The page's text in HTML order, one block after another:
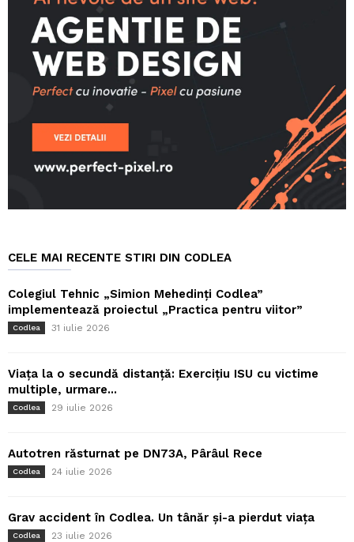
CELE MAI RECENTE STIRI DIN CODLEA
Colegiul Tehnic „Simion Mehedinți Codlea”
implementează proiectul „Practica pentru viitor”
Codlea 31 iulie 2026
Viața la o secundă distanță: Exercițiu ISU cu victime
multiple, urmare...
Codlea 29 iulie 2026
Autotren răsturnat pe DN73A, Pârâul Rece
Codlea 24 iulie 2026
Grav accident în Codlea. Un tânăr și-a pierdut viața
Codlea 23 iulie 2026